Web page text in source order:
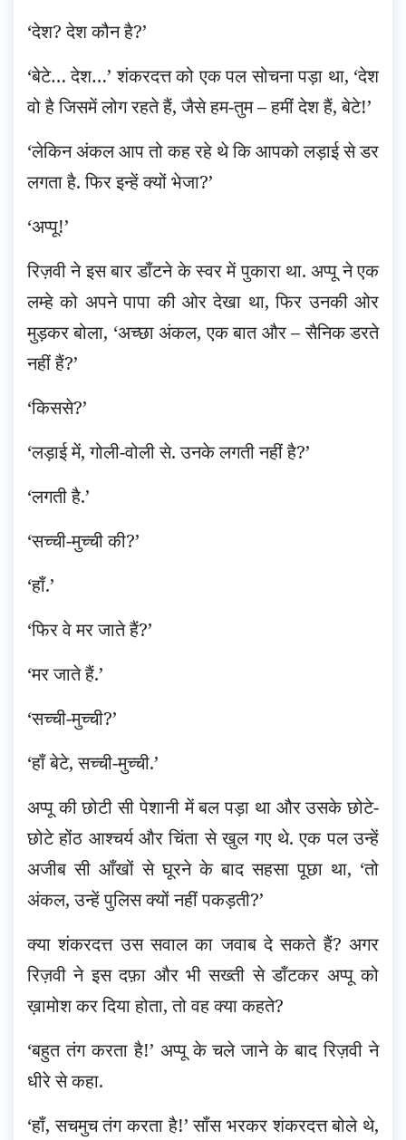
‘देश? देश कौन है?’
‘बेटे… देश…’ शंकरदत्त को एक पल सोचना पड़ा था, ‘देश
वो है जिसमें लोग रहते हैं, जैसे हम-तुम – हमीं देश हैं, बेटे!’
‘लेकिन अंकल आप तो कह रहे थे कि आपको लड़ाई से डर
लगता है. फिर इन्हें क्यों भेजा?’
‘अप्पू!’
रिज़वी ने इस बार डाँटने के स्वर में पुकारा था. अप्पू ने एक
लम्हे को अपने पापा की ओर देखा था, फिर उनकी ओर
मुड़कर बोला, ‘अच्छा अंकल, एक बात और – सैनिक डरते
नहीं हैं?’
‘किससे?’
‘लड़ाई में, गोली-वोली से. उनके लगती नहीं है?’
‘लगती है.’
‘सच्ची-मुच्ची की?’
‘हाँ.’
‘फिर वे मर जाते हैं?’
‘मर जाते हैं.’
‘सच्ची-मुच्ची?’
‘हाँ बेटे, सच्ची-मुच्ची.’
अप्पू की छोटी सी पेशानी में बल पड़ा था और उसके छोटे-
छोटे होंठ आश्चर्य और चिंता से खुल गए थे. एक पल उन्हें
अजीब सी आँखों से घूरने के बाद सहसा पूछा था, ‘तो
अंकल, उन्हें पुलिस क्यों नहीं पकड़ती?’
क्या शंकरदत्त उस सवाल का जवाब दे सकते हैं? अगर
रिज़वी ने इस दफ़ा और भी सख्ती से डाँटकर अप्पू को
ख़ामोश कर दिया होता, तो वह क्या कहते?
‘बहुत तंग करता है!’ अप्पू के चले जाने के बाद रिज़वी ने
धीरे से कहा.
‘हाँ, सचमुच तंग करता है!’ साँस भरकर शंकरदत्त बोले थे,